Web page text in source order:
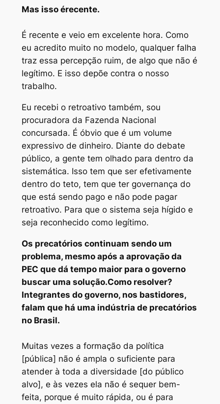
Mas isso érecente.
É recente e veio em excelente hora. Como
eu acredito muito no modelo, qualquer falha
traz essa percepção ruim, de algo que não é
legítimo. E isso depõe contra o nosso
trabalho.
Eu recebi o retroativo também, sou
procuradora da Fazenda Nacional
concursada. É óbvio que é um volume
expressivo de dinheiro. Diante do debate
público, a gente tem olhado para dentro da
sistemática. Isso tem que ser efetivamente
dentro do teto, tem que ter governança do
que está sendo pago e não pode pagar
retroativo. Para que o sistema seja hígido e
seja reconhecido como legítimo.
Os precatórios continuam sendo um
problema, mesmo após a aprovação da
PEC que dá tempo maior para o governo
buscar uma solução.Como resolver?
Integrantes do governo, nos bastidores,
falam que há uma indústria de precatórios
no Brasil.
Muitas vezes a formação da política
[pública] não é ampla o suficiente para
atender à toda a diversidade [do público
alvo], e às vezes ela não é sequer bem-
feita, porque é muito rápida, ou é para